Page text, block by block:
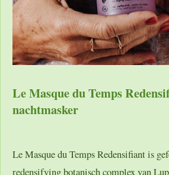
Le Masque du Temps
nachtmasker
Le Masque du Temps Redensifiant is
redensifying botanisch complex van